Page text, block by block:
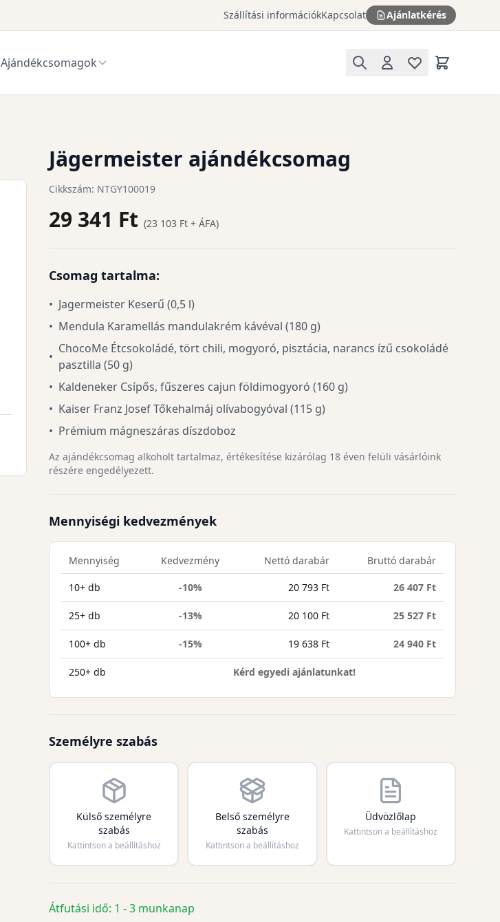
Szállítási információkKapcsolat Ajánlatkérés
Ajándékcsomagok
Jägermeister ajándékcsomag
Cikkszám: NTGY100019
29 341 Ft (23 103 Ft + ÁFA)
Csomag tartalma:
• Jagermeister Keserű (0,5 l)
• Mendula Karamellás mandulakrém kávéval (180 g)
•
ChocoMe Étcsokoládé, tört chili, mogyoró, pisztácia, narancs ízű csokoládé
pasztilla (50 g)
• Kaldeneker Csípős, fűszeres cajun földimogyoró (160 g)
• Kaiser Franz Josef Tőkehalmáj olívabogyóval (115 g)
• Prémium mágneszáras díszdoboz
Az ajándékcsomag alkoholt tartalmaz, értékesítése kizárólag 18 éven felüli vásárlóink
részére engedélyezett.
Mennyiségi kedvezmények
Mennyiség Kedvezmény Nettó darabár Bruttó darabár
10+ db -10% 20 793 Ft 26 407 Ft
25+ db -13% 20 100 Ft 25 527 Ft
100+ db -15% 19 638 Ft 24 940 Ft
250+ db Kérd egyedi ajánlatunkat!
Személyre szabás
Külső személyre
szabás
Kattintson a beállításhoz
Belső személyre
szabás
Kattintson a beállításhoz
Üdvözlőlap
Kattintson a beállításhoz
Átfutási idő: 1 - 3 munkanap